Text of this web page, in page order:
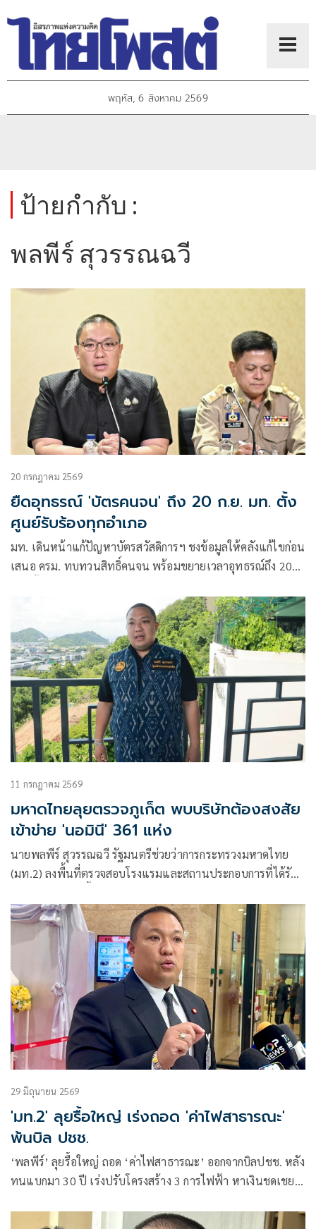
พฤหัส, 6 สิงหาคม 2569
ป้ายกำกับ :
พลพีร์ สุวรรณฉวี
20 กรกฎาคม 2569
ยืดอุทธรณ์ 'บัตรคนจน' ถึง 20 ก.ย. มท. ตั้ง
ศูนย์รับร้องทุกอำเภอ
มท. เดินหน้าแก้ปัญหาบัตรสวัสดิการฯ ชงข้อมูลให้คลังแก้ไขก่อน
เสนอ ครม. ทบทวนสิทธิ์คนจน พร้อมขยายเวลาอุทธรณ์ถึง 20
11 กรกฎาคม 2569
มหาดไทยลุยตรวจภูเก็ต พบบริษัทต้องสงสัย
เข้าข่าย 'นอมินี' 361 แห่ง
นายพลพีร์ สุวรรณฉวี รัฐมนตรีช่วยว่าการกระทรวงมหาดไทย
(มท.2) ลงพื้นที่ตรวจสอบโรงแรมและสถานประกอบการที่ได้รับ
ธุรกิจของกลุ่มทุนต่างชาติ การถือครองกิจการผ่านนอมินี รวมถึง
การขออนุญาตก่อสร้าง การขออนุญาตประกอบกิจการ และการ
ปฏิบัติตามกฎหมายที่เกี่ยวข้อง
29 มิถุนายน 2569
'มท.2' ลุยรื้อใหญ่ เร่งถอด 'ค่าไฟสาธารณะ'
พ้นบิล ปชช.
‘พลพีร์’ ลุยรื้อใหญ่ ถอด ‘ค่าไฟสาธารณะ’ ออกจากบิลปชช. หลัง
ทนแบกมา 30 ปี เร่งปรับโครงสร้าง 3 การไฟฟ้า หาเงินชดเชยปี